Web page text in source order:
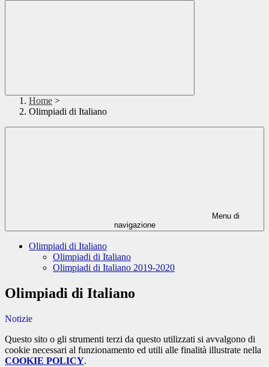
Home >
Olimpiadi di Italiano
Menu di
navigazione
Olimpiadi di Italiano
Olimpiadi di Italiano
Olimpiadi di Italiano 2019-2020
Olimpiadi di Italiano
Notizie
Questo sito o gli strumenti terzi da questo utilizzati si avvalgono di
cookie necessari al funzionamento ed utili alle finalità illustrate nella
COOKIE POLICY.